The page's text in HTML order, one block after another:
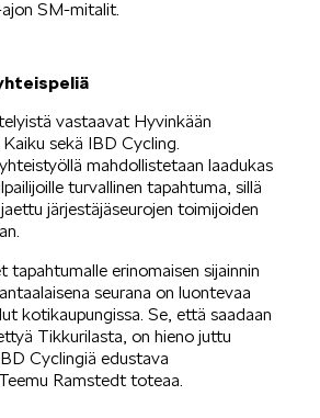
KAASUAUTOT
KUVASSA
SM-mitalit.
vastaavat Hyvinkään
sekä IBD Cycling.
mahdollistetaan laadukas
turvallinen tapahtuma, sillä
järjestäjäseurojen toimijoiden
tapahtumalle erinomaisen sijainnin
seurana on luontevaa
kotikaupungissa. Se, että saadaan
Tikkurilasta, on hieno juttu
Cyclingiä edustava
Ramstedt toteaa.